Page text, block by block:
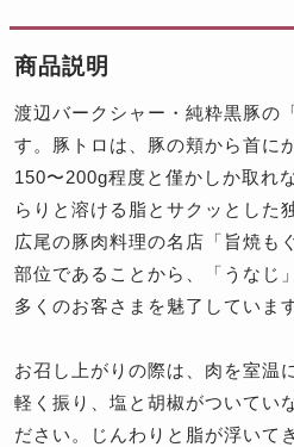
商品説明
渡辺バークシャー・純粋黒豚の
す。豚トロは、豚の頬から首に
150〜200g程度と僅かしか取れ
らりと溶ける脂とサクッとした
広尾の豚肉料理の名店「旨焼も
部位であることから、「うなじ
多くのお客さまを魅了しています
お召し上がりの際は、肉を室温
軽く振り、塩と胡椒がついてい
ださい。じんわりと脂が浮いて